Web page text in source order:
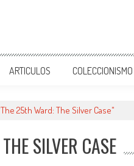
ARTICULOS COLECCIONISMO
25th Ward: The Silver Case"
SILVER CASE